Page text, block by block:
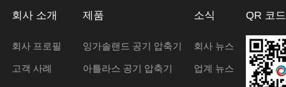
회사 소개
회사 프로필
고객 사례
제품
잉가솔랜드 공기 압축기
아틀라스 공기 압축기
소식
회사 뉴스
업계 뉴스
QR 코드